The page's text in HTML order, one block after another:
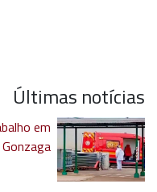
Últimas notícias
em